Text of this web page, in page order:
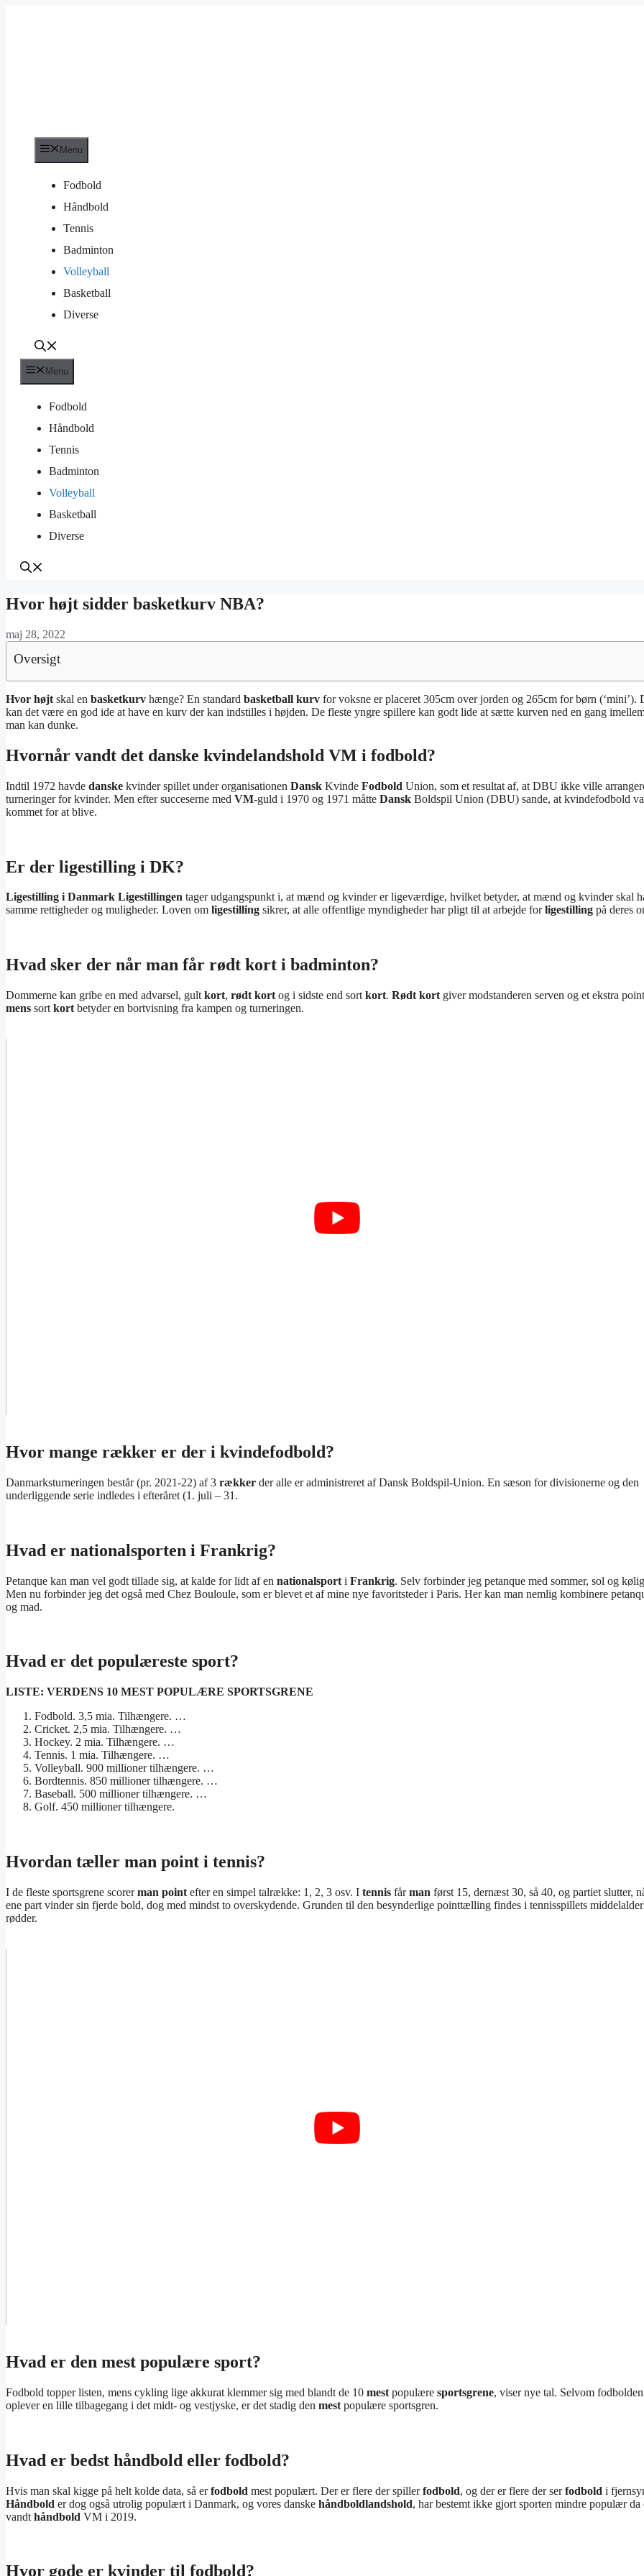
Menu
Fodbold
Håndbold
Tennis
Badminton
Volleyball
Basketball
Diverse
Menu
Fodbold
Håndbold
Tennis
Badminton
Volleyball
Basketball
Diverse
Hvor højt sidder basketkurv NBA?
maj 28, 2022
Oversigt
Hvor højt skal en basketkurv hænge? En standard basketball kurv for voksne er placeret 305cm over jorden og 265cm for børn (‘mini’).
kan det være en god ide at have en kurv der kan indstilles i højden. De fleste yngre spillere kan godt lide at sætte kurven ned en gang
man kan dunke.
Hvornår vandt det danske kvindelandshold VM i fodbold?
Indtil 1972 havde danske kvinder spillet under organisationen Dansk Kvinde Fodbold Union, som et resultat af, at DBU ikke ville
turneringer for kvinder. Men efter succeserne med VM-guld i 1970 og 1971 måtte Dansk Boldspil Union (DBU) sande, at kvindefodbold
kommet for at blive.
Er der ligestilling i DK?
Ligestilling i Danmark Ligestillingen tager udgangspunkt i, at mænd og kvinder er ligeværdige, hvilket betyder, at mænd og kvinder skal
samme rettigheder og muligheder. Loven om ligestilling sikrer, at alle offentlige myndigheder har pligt til at arbejde forligestilling på deres
Hvad sker der når man får rødt kort i badminton?
Dommerne kan gribe en med advarsel, gult kort, rødt kort og i sidste end sort kort. Rødt kort giver modstanderen serven og et ekstra
mens sort kort betyder en bortvisning fra kampen og turneringen.
Hvor mange rækker er der i kvindefodbold?
Danmarksturneringen består (pr. 2021-22) af 3 rækker der alle er administreret af Dansk Boldspil-Union. En sæson for divisionerne og den
underliggende serie indledes i efteråret (1. juli – 31.
Hvad er nationalsporten i Frankrig?
Petanque kan man vel godt tillade sig, at kalde for lidt af en nationalsport i Frankrig. Selv forbinder jeg petanque med sommer, sol og
Men nu forbinder jeg det også med Chez Bouloule, som er blevet et af mine nye favoritsteder i Paris. Her kan man nemlig kombinere
og mad.
Hvad er det populæreste sport?
LISTE: VERDENS 10 MEST POPULÆRE SPORTSGRENE
Fodbold. 3,5 mia. Tilhængere. …
Cricket. 2,5 mia. Tilhængere. …
Hockey. 2 mia. Tilhængere. …
Tennis. 1 mia. Tilhængere. …
Volleyball. 900 millioner tilhængere. …
Bordtennis. 850 millioner tilhængere. …
Baseball. 500 millioner tilhængere. …
Golf. 450 millioner tilhængere.
Hvordan tæller man point i tennis?
I de fleste sportsgrene scorerman point efter en simpel talrække: 1, 2, 3 osv. I tennis fårman først 15, dernæst 30, så 40, og partiet slutter,
ene part vinder sin fjerde bold, dog med mindst to overskydende. Grunden til den besynderlige pointtælling findes i tennisspillets
rødder.
Hvad er den mest populære sport?
Fodbold topper listen, mens cykling lige akkurat klemmer sig med blandt de 10 mest populære sportsgrene, viser nye tal. Selvom fodbolden
oplever en lille tilbagegang i det midt- og vestjyske, er det stadig den mest populære sportsgren.
Hvad er bedst håndbold eller fodbold?
Hvis man skal kigge på helt kolde data, så erfodbold mest populært. Der er flere der spillerfodbold, og der er flere der serfodbold i
Håndbold er dog også utrolig populært i Danmark, og vores danske håndboldlandshold, har bestemt ikke gjort sporten mindre populær da
vandt håndbold VM i 2019.
Hvor gode er kvinder til fodbold?